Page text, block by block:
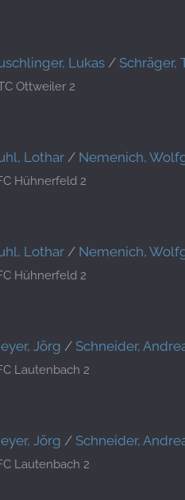
Lukas / Schräger,
Ottweiler 2
Lothar / Nemenich,
Hühnerfeld 2
Lothar / Nemenich,
Hühnerfeld 2
Jörg / Schneider,
Lautenbach 2
Jörg / Schneider,
Lautenbach 2